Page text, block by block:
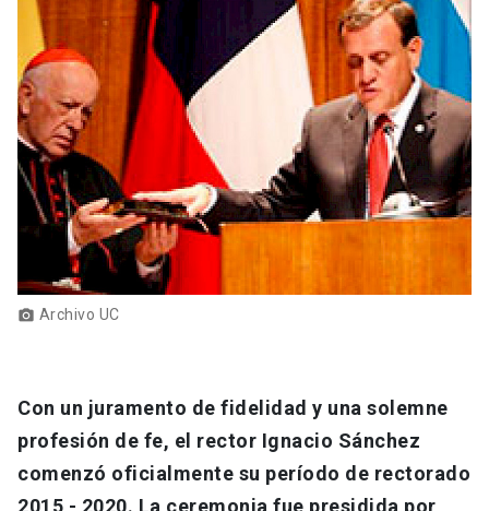
Alumni launch
Padres y familia
Vecinos
Correo UC launch
Mi Portal UC launch
Medios Biblioteca
Donaciones launch
photo_camera Archivo UC
Con un juramento de fidelidad y una solemne
profesión de fe, el rector Ignacio Sánchez
comenzó oficialmente su período de rectorado
2015 - 2020. La ceremonia fue presidida por